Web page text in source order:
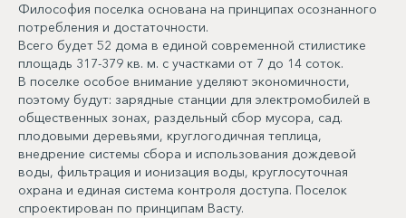
Философия поселка основана на принципах осознанного
потребления и достаточности.
Всего будет 52 дома в единой современной стилистике
площадь 317-379 кв. м. с участками от 7 до 14 соток.
В поселке особое внимание уделяют экономичности,
поэтому будут: зарядные станции для электромобилей в
общественных зонах, раздельный сбор мусора, сад.
плодовыми деревьями, круглогодичная теплица,
внедрение системы сбора и использования дождевой
воды, фильтрация и ионизация воды, круглосуточная
охрана и единая система контроля доступа. Поселок
спроектирован по принципам Васту.